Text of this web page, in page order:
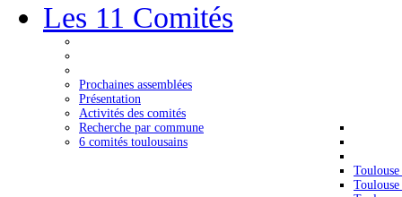
Les 11 Comités
Prochaines assemblées
Présentation
Activités des comités
Recherche par commune
6 comités toulousains
Toulouse